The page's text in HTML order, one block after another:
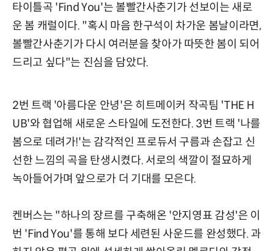
타이틀곡 'Find You'는 볼빨간사춘기가 선보이는 새로
운 봄 캐럴이다. "혹시 마음 한구석이 차가운 봄날이라면,
볼빨간사춘기가 다시 여러분을 찾아가 따뜻한 봄이 되어
드리고 싶다"는 진심을 담았다.
2번 트랙 '아름다운 안녕'은 히트메이커 작곡팀 'THE H
UB'와 협업해 새로운 스타일에 도전한다. 3번 트랙 '나를
봄으로 데려가!'는 감각적인 프로듀서 구름과 손잡고 신
선한 느낌의 곡을 탄생시켰다. 서로의 색깔이 절묘하게
녹아들어가며 앞으로가 더 기대를 모은다.
켄버스는 "하나의 장르를 구축해온 '안지영표 감성'은 이
번 'Find You'를 통해 보다 세련된 사운드를 완성했다. 과